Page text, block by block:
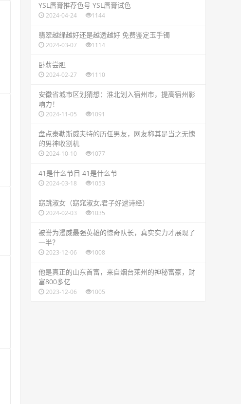
​YSL唇膏推荐色号 YSL唇膏试色
2024-04-24 1144
​翡翠越绿越好还是越透越好 免费鉴定玉手镯
2024-03-07 1114
​卧薪尝胆
2024-02-27 1110
​安徽省城市区划猜想：淮北划入宿州市，提高宿州影
响力！
2024-11-05 1091
​盘点泰勒斯威夫特的历任男友，网友称其是当之无愧
的男神收割机
2024-10-10 1077
​41是什么节目 41是什么节
2024-03-18 1053
​窈跳淑女（窈窕淑女,君子好逑诗经）
2024-02-03 1035
​被誉为漫威最强英雄的惊奇队长，真实实力才展现了
一半？
2023-12-06 1008
​他是真正的山东首富，来自烟台莱州的神秘富豪，财
富800多亿
2023-12-06 1005